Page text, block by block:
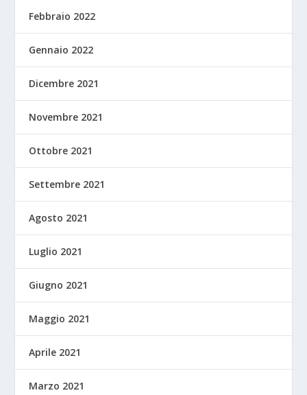
Febbraio 2022
Gennaio 2022
Dicembre 2021
Novembre 2021
Ottobre 2021
Settembre 2021
Agosto 2021
Luglio 2021
Giugno 2021
Maggio 2021
Aprile 2021
Marzo 2021